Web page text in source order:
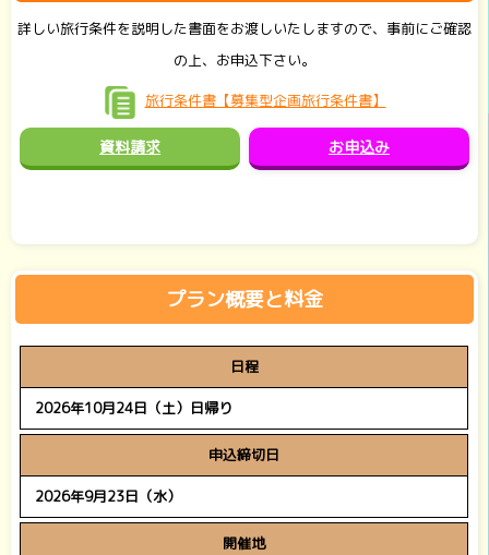
詳しい旅行条件を説明した書面をお渡しいたしますので、事前にご確認
の上、お申込下さい。
旅行条件書【募集型企画旅行条件書】
資料請求 お申込み
プラン概要と料金
日程
2026年10月24日（土）日帰り
申込締切日
2026年9月23日（水）
開催地